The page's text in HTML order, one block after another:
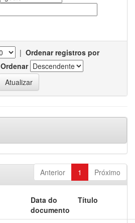
| Ordenar registros por
Ordenar
Anterior 1 Próximo
Data do
documento
Título